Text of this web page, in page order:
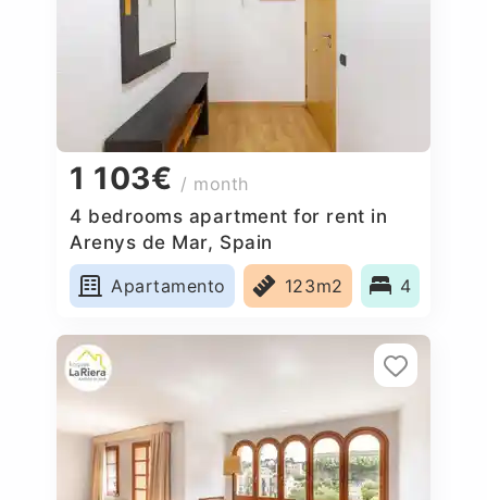
1 103€ / month
4 bedrooms apartment for rent in
Arenys de Mar, Spain
Apartamento
123m2 4